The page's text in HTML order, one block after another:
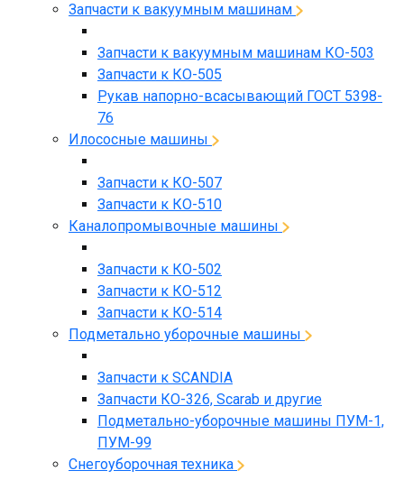
Запчасти к вакуумным машинам
Запчасти к вакуумным машинам КО-503
Запчасти к КО-505
Рукав напорно-всасывающий ГОСТ 5398-
76
Илососные машины
Запчасти к КО-507
Запчасти к КО-510
Каналопромывочные машины
Запчасти к КО-502
Запчасти к КО-512
Запчасти к КО-514
Подметально уборочные машины
Запчасти к SCANDIA
Запчасти КО-326, Scarab и другие
Подметально-уборочные машины ПУМ-1,
ПУМ-99
Снегоуборочная техника